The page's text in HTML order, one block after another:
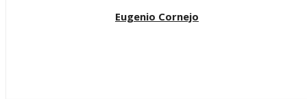
Eugenio Cornejo